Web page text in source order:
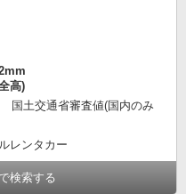
高)
国土交通省審査値(国内のみ
レンタカー
検索する